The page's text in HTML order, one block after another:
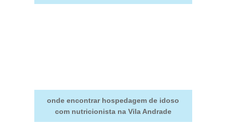
onde encontrar hospedagem de idoso
com nutricionista na Vila Andrade